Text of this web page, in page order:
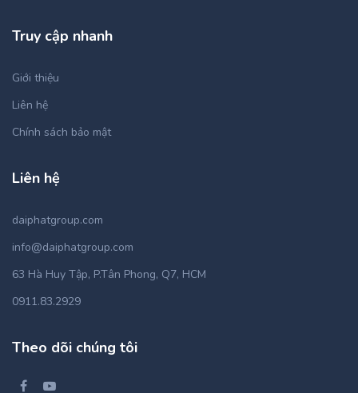
Truy cập nhanh
Giới thiệu
Liên hệ
Chính sách bảo mật
Liên hệ
daiphatgroup.com
info@daiphatgroup.com
63 Hà Huy Tập, P.Tân Phong, Q7, HCM
0911.83.2929
Theo dõi chúng tôi